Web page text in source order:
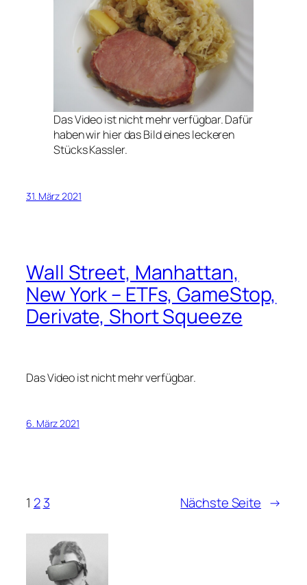
Das Video ist nicht mehr verfügbar. Dafür
haben wir hier das Bild eines leckeren
Stücks Kassler.
31. März 2021
Wall Street, Manhattan,
New York – ETFs, GameStop,
Derivate, Short Squeeze
Das Video ist nicht mehr verfügbar.
6. März 2021
1 2 3 Nächste Seite →